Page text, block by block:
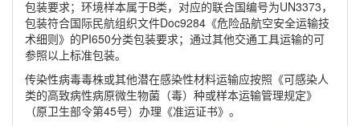
包装要求；环境样本属于B类，对应的联合国编号为UN3373，
包装符合国际民航组织文件Doc9284《危险品航空安全运输技
术细则》的PI650分类包装要求；通过其他交通工具运输的可
参照以上标准包装。
传染性病毒毒株或其他潜在感染性材料运输应按照《可感染人
类的高致病性病原微生物菌（毒）种或样本运输管理规定》
（原卫生部令第45号）办理《准运证书》。